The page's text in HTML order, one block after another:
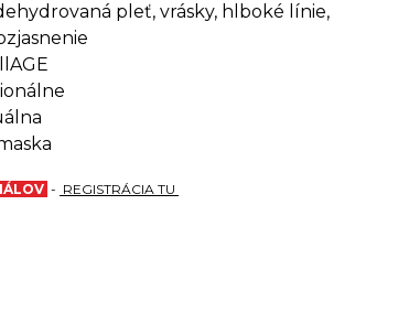
pleť, vrásky, hlboké línie,
- REGISTRÁCIA TU